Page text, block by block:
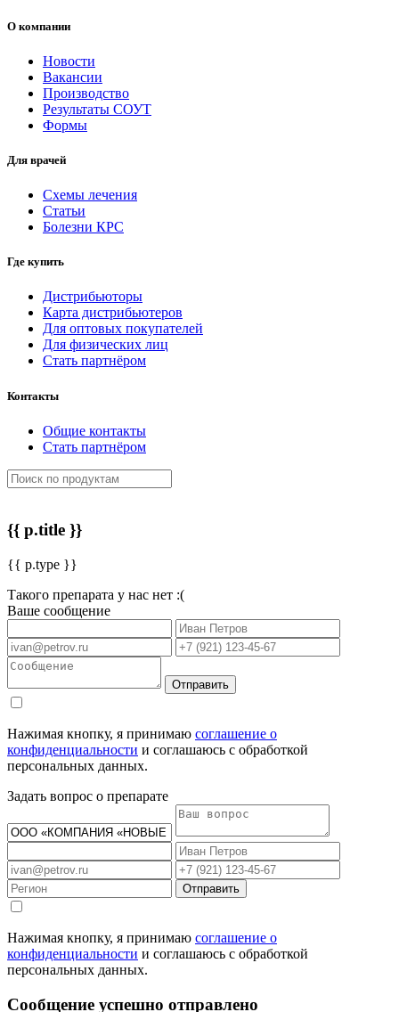
О компании
Новости
Вакансии
Производство
Результаты СОУТ
Формы
Для врачей
Схемы лечения
Статьи
Болезни КРС
Где купить
Дистрибьюторы
Карта дистрибьютеров
Для оптовых покупателей
Для физических лиц
Стать партнёром
Контакты
Общие контакты
Стать партнёром
{{ p.title }}
{{ p.type }}
Такого препарата у нас нет :(
Ваше сообщение
Отправить
Нажимая кнопку, я принимаю соглашение о
конфиденциальности и соглашаюсь с обработкой
персональных данных.
Задать вопрос о препарате
Отправить
Нажимая кнопку, я принимаю соглашение о
конфиденциальности и соглашаюсь с обработкой
персональных данных.
Сообщение успешно отправлено